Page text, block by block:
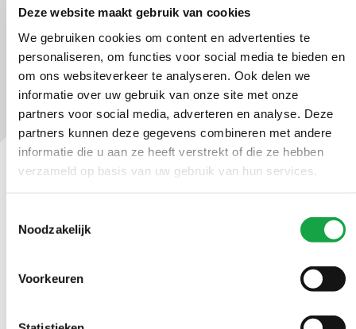
Deze website maakt gebruik van cookies
We gebruiken cookies om content en advertenties te
personaliseren, om functies voor social media te bieden en
om ons websiteverkeer te analyseren. Ook delen we
informatie over uw gebruik van onze site met onze
partners voor social media, adverteren en analyse. Deze
partners kunnen deze gegevens combineren met andere
informatie die u aan ze heeft verstrekt of die ze hebben
verzameld op basis van uw gebruik van hun services.
Noodzakelijk
Voorkeuren
Ma t/m vr 09.00 tot 17:00 uur